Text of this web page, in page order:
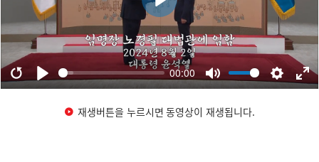
재생버튼을 누르시면 동영상이 재생됩니다.